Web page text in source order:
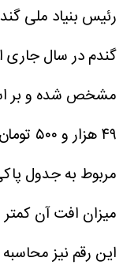
رئیس بنیاد ملی
گندم در سال جاری
مشخص شده و بر
۴۹ هزار و ۵۰۰ تومان خریداری می‌شود.
مربوط به جدول
میزان افت آن کمتر
این رقم نیز